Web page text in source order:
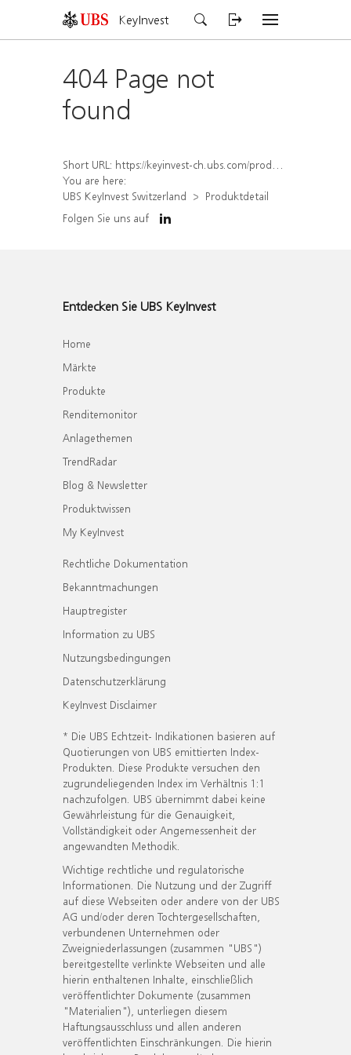
KeyInvest
404 Page not
found
Short URL: https://keyinvest-ch.ubs.com/produkt/detail/index/isin/CH1564516412
You are here:
UBS KeyInvest Switzerland
Produktdetail
Folgen Sie uns auf
Entdecken Sie UBS KeyInvest
Home
Märkte
Produkte
Renditemonitor
Anlagethemen
TrendRadar
Blog & Newsletter
Produktwissen
My KeyInvest
Rechtliche Dokumentation
Bekanntmachungen
Hauptregister
Information zu UBS
Nutzungsbedingungen
Datenschutzerklärung
KeyInvest Disclaimer
* Die UBS Echtzeit- Indikationen basieren auf
Quotierungen von UBS emittierten Index-
Produkten. Diese Produkte versuchen den
zugrundeliegenden Index im Verhältnis 1:1
nachzufolgen. UBS übernimmt dabei keine
Gewährleistung für die Genauigkeit,
Vollständigkeit oder Angemessenheit der
angewandten Methodik.
Wichtige rechtliche und regulatorische
Informationen. Die Nutzung und der Zugriff
auf diese Webseiten oder andere von der UBS
AG und/oder deren Tochtergesellschaften,
verbundenen Unternehmen oder
Zweigniederlassungen (zusammen "UBS")
bereitgestellte verlinkte Webseiten und alle
hierin enthaltenen Inhalte, einschließlich
veröffentlichter Dokumente (zusammen
"Materialien"), unterliegen diesem
Haftungsausschluss und allen anderen
veröffentlichten Einschränkungen. Die hierin